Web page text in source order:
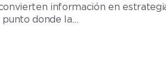
información en
donde la…